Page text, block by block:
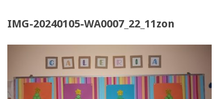
IMG-20240105-WA0007_22_11zon